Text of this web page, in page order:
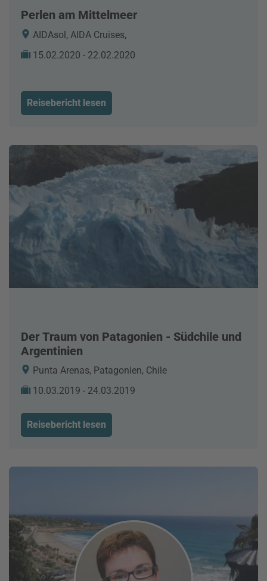
Perlen am Mittelmeer
AIDAsol, AIDA Cruises,
15.02.2020 - 22.02.2020
Reisebericht lesen
Der Traum von Patagonien - Südchile und
Argentinien
Punta Arenas, Patagonien, Chile
10.03.2019 - 24.03.2019
Reisebericht lesen